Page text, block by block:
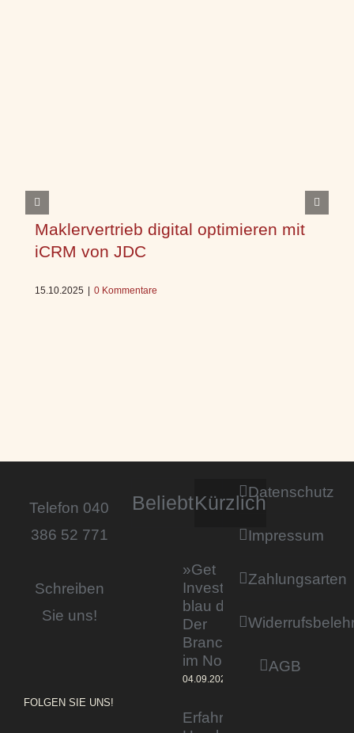
Maklervertrieb digital optimieren mit
iCRM von JDC
15.10.2025 | 0 Kommentare
Telefon 040
386 52 771
Schreiben
Sie uns!
FOLGEN SIE UNS!
BeliebtKürzlich
»Get
Invested by
blau direkt«:
Der
Branchentag
im Norden
04.09.2023
Erfahrener Experte
Datenschutz
Impressum
Zahlungsarten
AGB